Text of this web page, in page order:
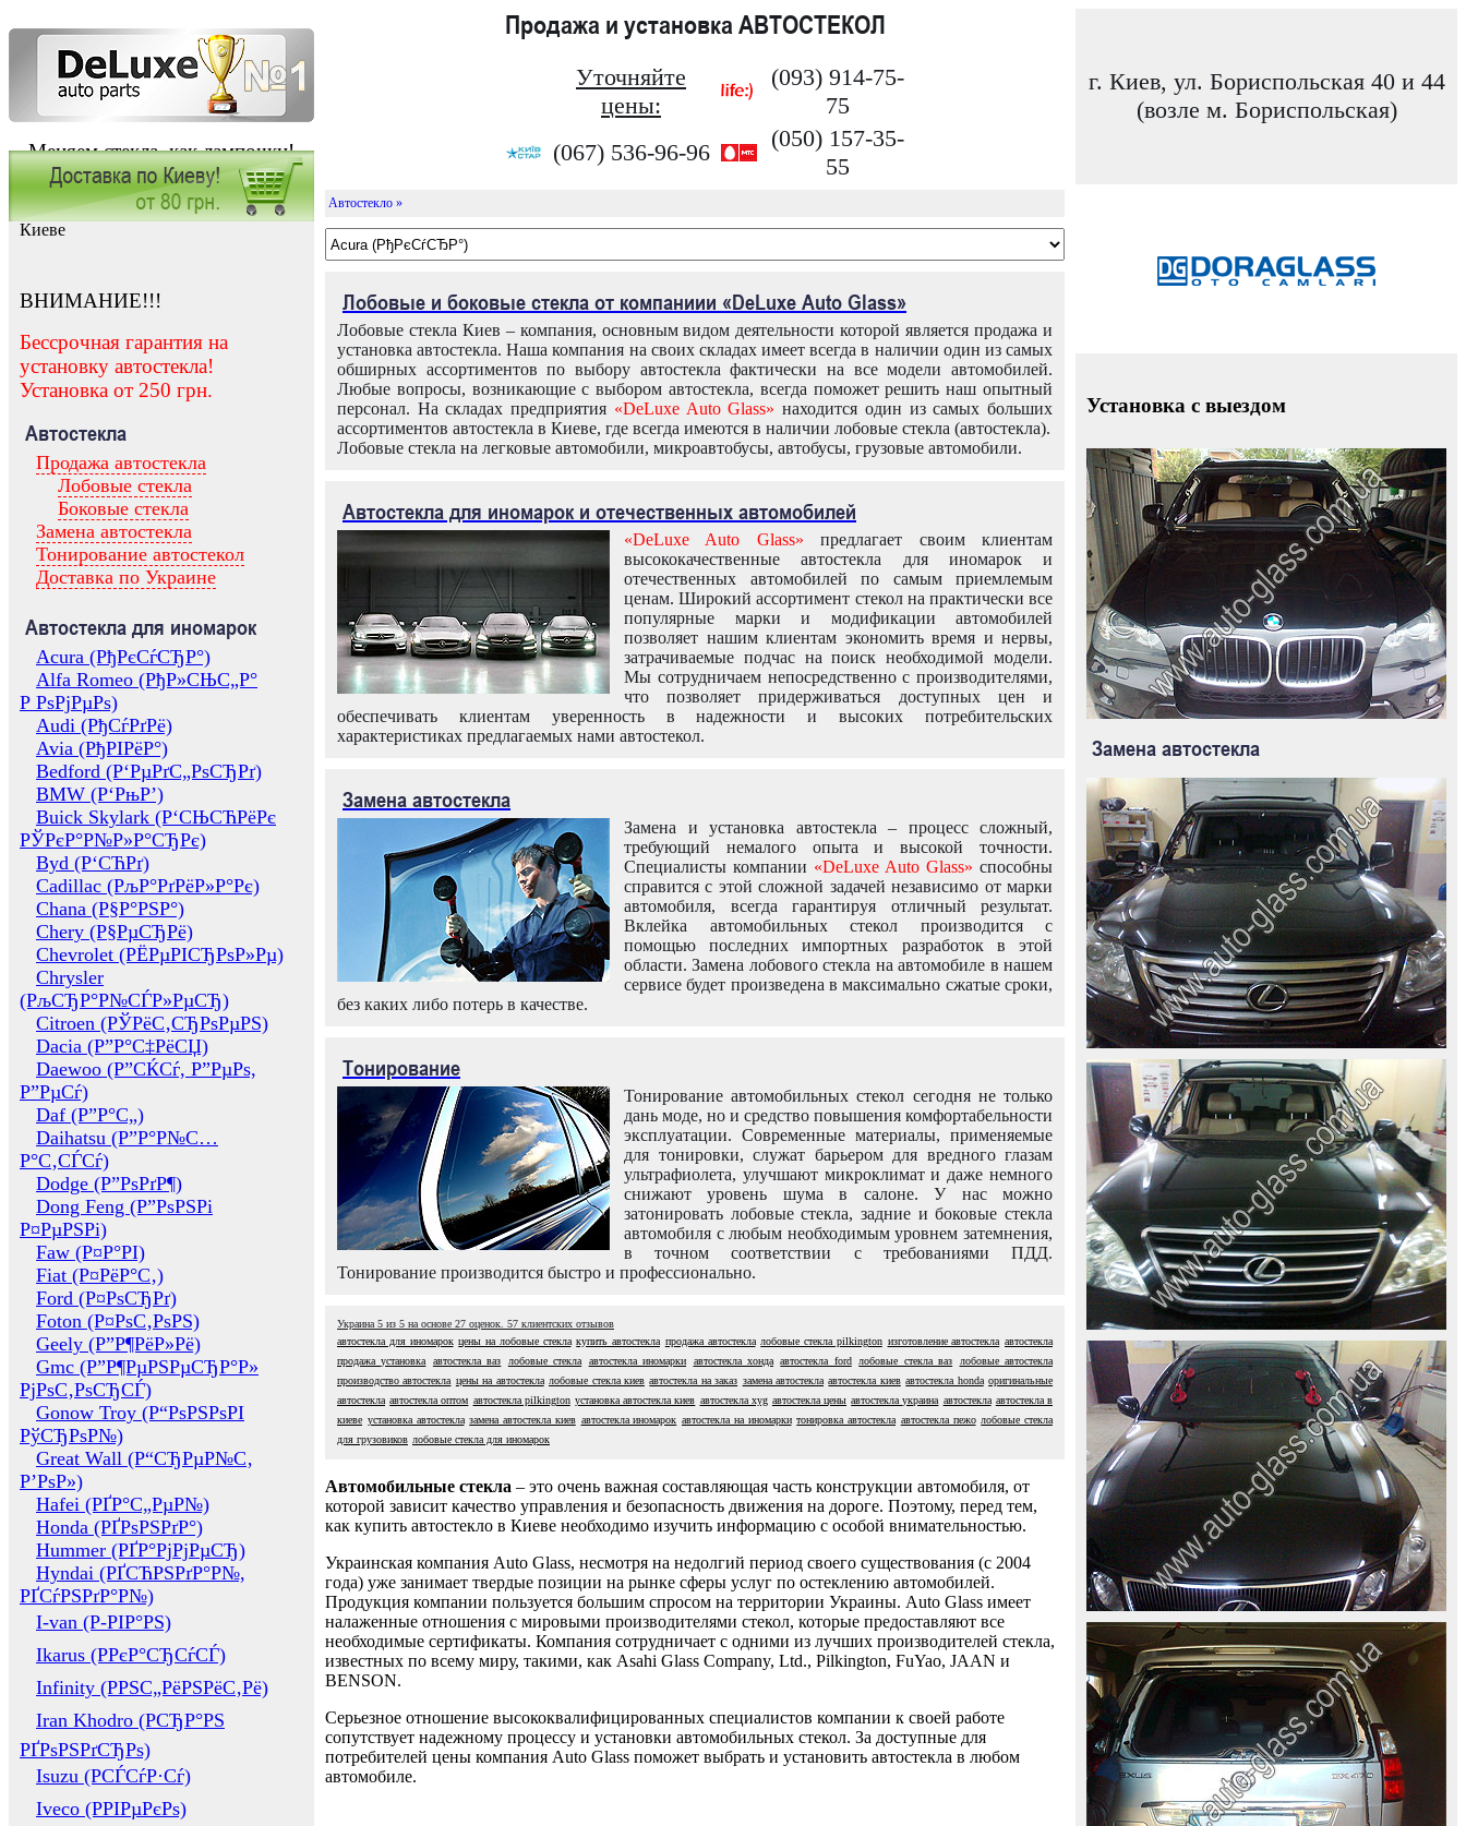
Меняем стекла, как лампочки!
Продажа и установка АВТОСТЕКОЛ
Уточняйте
цены:
(093) 914-75-
75
(067) 536-96-96
(050) 157-35-
55
г. Киев, ул. Бориспольская 40 и 44
(возле м. Бориспольская)
Заказать установку автостекла в
Киеве
ВНИМАНИЕ!!!
Бессрочная гарантия на
установку автостекла!
Установка от 250 грн.
Автостекла
Продажа автостекла
Лобовые стекла
Боковые стекла
Замена автостекла
Тонирование автостекол
Доставка по Украине
Автостекла для иномарок
Acura (РђРєСѓСЂР°)
Alfa Romeo (РђР»СЊС„Р°
Р РѕРјРµРѕ)
Audi (РђСѓРґРё)
Avia (РђРІРёР°)
Bedford (Р‘РµРґС„РѕСЂРґ)
BMW (Р‘РњР’)
Buick Skylark (Р‘СЊСЋРёРє
РЎРєР°Р№Р»Р°СЂРє)
Byd (Р‘СЋРґ)
Cadillac (РљР°РґРёР»Р°Рє)
Chana (Р§Р°РЅР°)
Chery (Р§РµСЂРё)
Chevrolet (РЁРµРІСЂРѕР»Рµ)
Chrysler
(РљСЂР°Р№СЃР»РµСЂ)
Citroen (РЎРёС‚СЂРѕРµРЅ)
Dacia (Р”Р°С‡РёСЏ)
Daewoo (Р”СЌСѓ, Р”РµРѕ,
Р”РµСѓ)
Daf (Р”Р°С„)
Daihatsu (Р”Р°Р№С…
Р°С‚СЃСѓ)
Dodge (Р”РѕРґР¶)
Dong Feng (Р”РѕРЅРі
Р¤РµРЅРі)
Faw (Р¤Р°РІ)
Fiat (Р¤РёР°С‚)
Ford (Р¤РѕСЂРґ)
Foton (Р¤РѕС‚РѕРЅ)
Geely (Р”Р¶РёР»Рё)
Gmc (Р”Р¶РµРЅРµСЂР°Р»
РјРѕС‚РѕСЂСЃ)
Gonow Troy (Р“РѕРЅРѕРІ
РўСЂРѕР№)
Great Wall (Р“СЂРµР№С‚
Р’РѕР»)
Hafei (РҐР°С„РµР№)
Honda (РҐРѕРЅРґР°)
Hummer (РҐР°РјРјРµСЂ)
Hyndai (РҐСЋРЅРґР°Р№,
РҐСѓРЅРґР°Р№)
I-van (Р-РІР°РЅ)
Ikarus (РРєР°СЂСѓСЃ)
Infinity (РРЅС„РёРЅРёС‚Рё)
Iran Khodro (РСЂР°РЅ
РҐРѕРЅРґСЂРѕ)
Isuzu (РСЃСѓР·Сѓ)
Iveco (РРІРµРєРѕ)
Автостекло »
Лобовые и боковые стекла от компаниии «DeLuxe Auto Glass»
Лобовые стекла Киев – компания, основным видом деятельности которой является продажа и
установка автостекла. Наша компания на своих складах имеет всегда в наличии один из самых
обширных ассортиментов по выбору автостекла фактически на все модели автомобилей.
Любые вопросы, возникающие с выбором автостекла, всегда поможет решить наш опытный
персонал. На складах предприятия «DeLuxe Auto Glass» находится один из самых больших
ассортиментов автостекла в Киеве, где всегда имеются в наличии лобовые стекла (автостекла).
Лобовые стекла на легковые автомобили, микроавтобусы, автобусы, грузовые автомобили.
Автостекла для иномарок и отечественных автомобилей
«DeLuxe Auto Glass» предлагает своим клиентам
высококачественные автостекла для иномарок и
отечественных автомобилей по самым приемлемым
ценам. Широкий ассортимент стекол на практически все
популярные марки и модификации автомобилей
позволяет нашим клиентам экономить время и нервы,
затрачиваемые подчас на поиск необходимой модели.
Мы сотрудничаем непосредственно с производителями,
что позволяет придерживаться доступных цен и
обеспечивать клиентам уверенность в надежности и высоких потребительских
характеристиках предлагаемых нами автостекол.
Замена автостекла
Замена и установка автостекла – процесс сложный,
требующий немалого опыта и высокой точности.
Специалисты компании «DeLuxe Auto Glass» способны
справится с этой сложной задачей независимо от марки
автомобиля, всегда гарантируя отличный результат.
Вклейка автомобильных стекол производится с
помощью последних импортных разработок в этой
области. Замена лобового стекла на автомобиле в нашем
сервисе будет произведена в максимально сжатые сроки,
без каких либо потерь в качестве.
Тонирование
Тонирование автомобильных стекол сегодня не только
дань моде, но и средство повышения комфортабельности
эксплуатации. Современные материалы, применяемые
для тонировки, служат барьером для вредного глазам
ультрафиолета, улучшают микроклимат и даже немного
снижают уровень шума в салоне. У нас можно
затонировать лобовые стекла, задние и боковые стекла
автомобиля с любым необходимым уровнем затемнения,
в точном соответствии с требованиями ПДД.
Тонирование производится быстро и профессионально.
Украина 5 из 5 на основе 27 оценок. 57 клиентских отзывов
автостекла для иномарок цены на лобовые стекла купить автостекла продажа автостекла лобовые стекла pilkington изготовление автостекла автостекла
продажа установка
автостекла ваз лобовые стекла автостекла иномарки автостекла хонда автостекла ford лобовые стекла ваз
лобовые автостекла
производство автостекла цены на автостекла лобовые стекла киев автостекла на заказ замена автостекла автостекла киев автостекла honda оригинальные
автостекла автостекла оптом автостекла pilkington установка автостекла киев автостекла xyg автостекла цены автостекла украина автостекла автостекла в
киеве установка автостекла замена автостекла киев автостекла иномарок автостекла на иномарки тонировка автостекла автостекла пежо лобовые стекла
для грузовиков лобовые стекла для иномарок
Автомобильные стекла – это очень важная составляющая часть конструкции автомобиля, от
которой зависит качество управления и безопасность движения на дороге. Поэтому, перед тем,
как купить автостекло в Киеве необходимо изучить информацию с особой внимательностью.
Украинская компания Auto Glass, несмотря на недолгий период своего существования (с 2004
года) уже занимает твердые позиции на рынке сферы услуг по остеклению автомобилей.
Продукция компании пользуется большим спросом на территории Украины. Auto Glass имеет
налаженные отношения с мировыми производителями стекол, которые предоставляют все
необходимые сертификаты. Компания сотрудничает с одними из лучших производителей стекла,
известных по всему миру, такими, как Asahi Glass Company, Ltd., Pilkington, FuYao, JAAN и
BENSON.
Серьезное отношение высококвалифицированных специалистов компании к своей работе
сопутствует надежному процессу и установки автомобильных стекол. За доступные для
потребителей цены компания Auto Glass поможет выбрать и установить автостекла в любом
автомобиле.
Установка с выездом
Замена автостекла